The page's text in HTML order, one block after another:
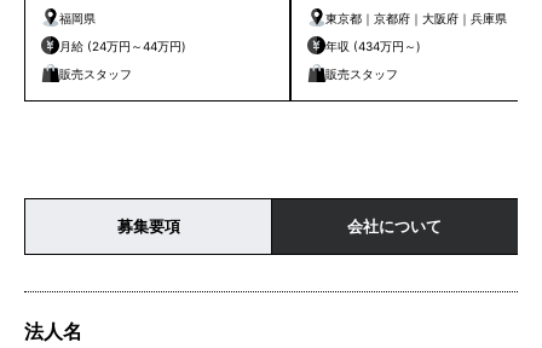
福岡県
月給 (24万円～44万円)
販売スタッフ
東京都｜京都府｜大阪府｜兵庫県
年収 (434万円～)
販売スタッフ
募集要項 会社について
法人名